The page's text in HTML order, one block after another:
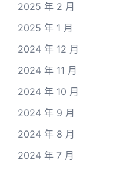
2025 年 2 月
2025 年 1 月
2024 年 12 月
2024 年 11 月
2024 年 10 月
2024 年 9 月
2024 年 8 月
2024 年 7 月